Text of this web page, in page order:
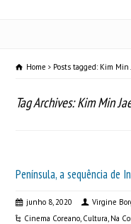
Home Posts tagged: Kim Min
Tag Archives: Kim Min
Península, a sequência de
junho 8, 2020
Virgine
Cinema Coreano, Cultura, Na